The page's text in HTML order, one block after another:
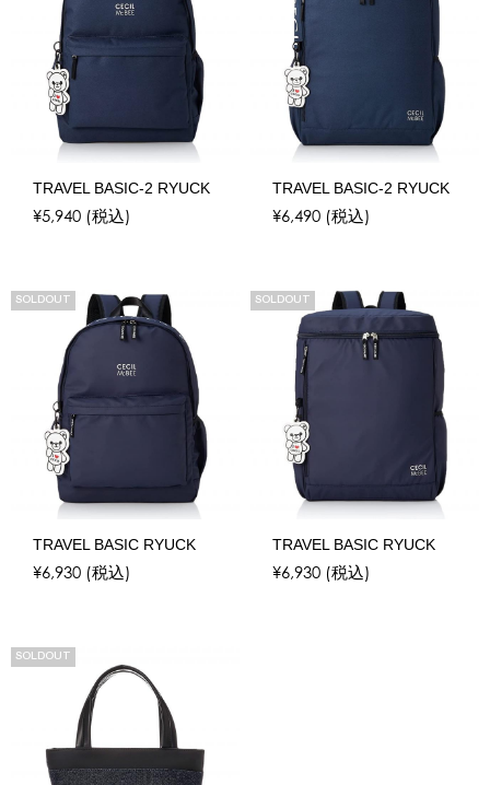
TRAVEL BASIC-2 RYUCK
¥5,940 (税込)
TRAVEL BASIC-2 RYUCK
¥6,490 (税込)
SOLDOUT
TRAVEL BASIC RYUCK
¥6,930 (税込)
SOLDOUT
TRAVEL BASIC RYUCK
¥6,930 (税込)
SOLDOUT